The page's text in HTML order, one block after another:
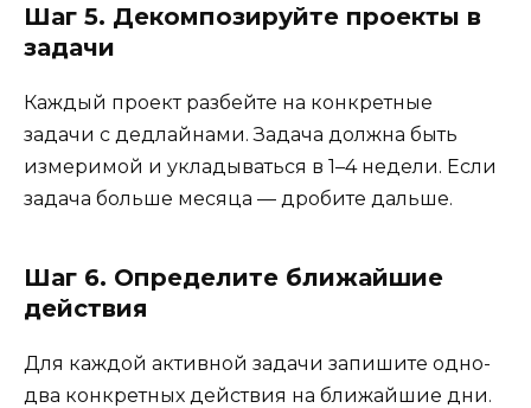
Шаг 5. Декомпозируйте проекты в
задачи
Каждый проект разбейте на конкретные
задачи с дедлайнами. Задача должна быть
измеримой и укладываться в 1–4 недели. Если
задача больше месяца — дробите дальше.
Шаг 6. Определите ближайшие
действия
Для каждой активной задачи запишите одно-
два конкретных действия на ближайшие дни.